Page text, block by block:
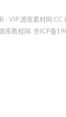
VIP.源库素材网.CC
库教程网. 京ICP备